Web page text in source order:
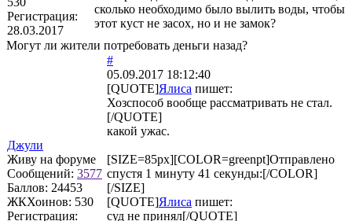
Регистрация:
28.03.2017
сколько необходимо было вылить воды, чтобы
этот куст не засох, но и не замок?
Могут ли жители потребовать деньги назад?
Джули
Живу на форуме
Сообщений: 3577
Баллов: 24453
ЖКХоинов: 530
Регистрация:
#
05.09.2017 18:12:40
[QUOTE]Ялиса пишет:
Хозспособ вообще рассматривать не стал.
[/QUOTE]
какой ужас.
[SIZE=85px][COLOR=greenpt]Отправлено
спустя 1 минуту 41 секунды:[/COLOR]
[/SIZE]
[QUOTE]Ялиса пишет:
суд не принял[/QUOTE]